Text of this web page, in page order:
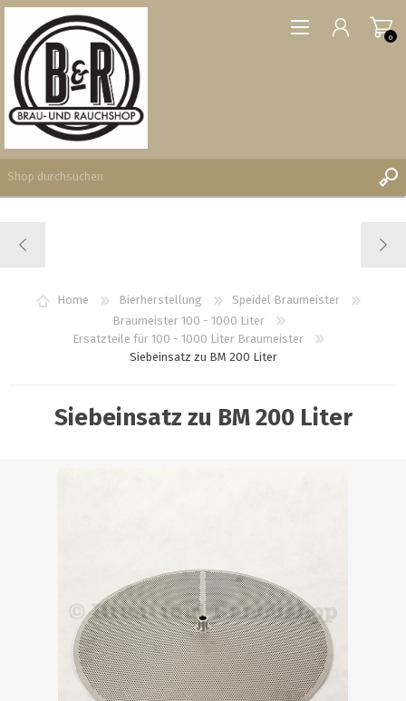
WUNSCHLISTE
0
Home Bierherstellung
Speidel Braumeister
Braumeister 100 - 1000 Liter
Ersatzteile für 100 - 1000 Liter Braumeister
Siebeinsatz zu BM 200 Liter
Siebeinsatz zu BM 200 Liter